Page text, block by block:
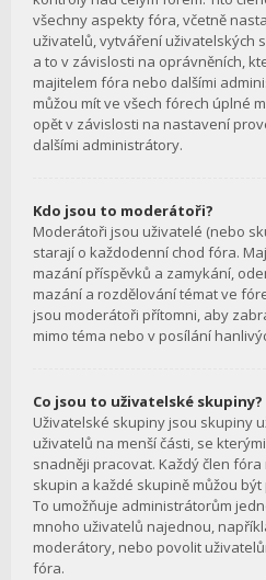
všechny aspekty fóra, včetně
uživatelů, vytváření uživatelských
a to v závislosti na oprávněních,
majitelem fóra nebo dalšími
můžou mít ve všech fórech úplné
opět v závislosti na nastavení
dalšími administrátory.
Kdo jsou to moderátoři?
Moderátoři jsou uživatelé (nebo
starají o každodenní chod fóra.
mazání příspěvků a zamykání,
mazání a rozdělování témat ve
jsou moderátoři přítomni, aby
mimo téma nebo v posílání
Co jsou to uživatelské skupiny?
Uživatelské skupiny jsou skupiny
uživatelů na menší části, se
snadněji pracovat. Každý člen
skupin a každé skupině můžou
To umožňuje administrátorům
mnoho uživatelů najednou,
moderátory, nebo povolit
fóra.